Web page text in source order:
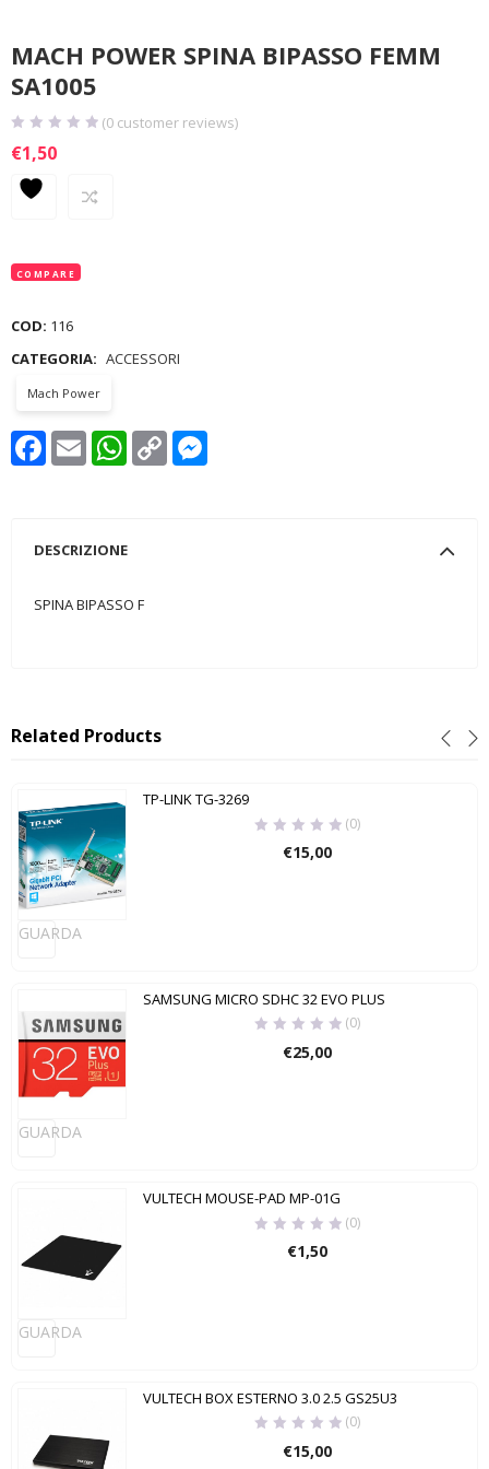
MACH POWER SPINA BIPASSO FEMM
SA1005
(0 customer reviews)
€1,50
COMPARE
COD: 116
CATEGORIA: ACCESSORI
Mach Power
Facebook
Email WhatsApp
Copy
Link
DESCRIZIONE
SPINA BIPASSO F
Related Products
GUARDA
TP-LINK TG-3269
(0)
€15,00
GUARDA
SAMSUNG MICRO SDHC 32 EVO PLUS
(0)
€25,00
GUARDA
VULTECH MOUSE-PAD MP-01G
(0)
€1,50
VULTECH BOX ESTERNO 3.0 2.5 GS25U3
(0)
€15,00